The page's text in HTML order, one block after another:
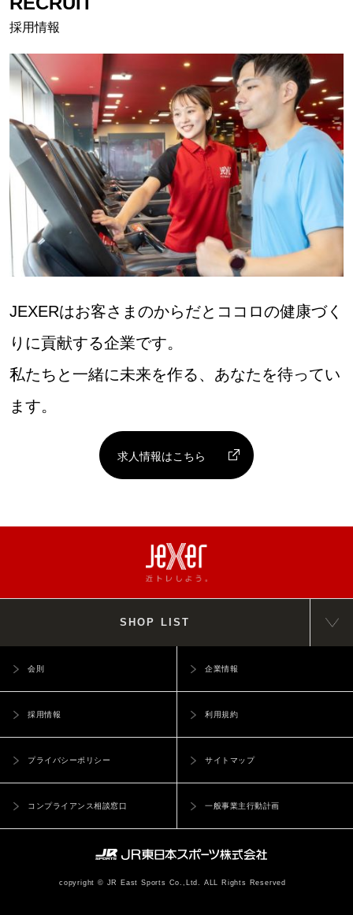
採用情報
JEXERはお客さまのからだとココロの健康づく
りに貢献する企業です。
私たちと一緒に未来を作る、あなたを待ってい
ます。
求人情報はこちら
SHOP LIST
copyright © JR East Sports Co.,Ltd. ALL Rights Reserved
会則 企業情報
採用情報 利用規約
プライバシーポリシー サイトマップ
コンプライアンス相談窓口 一般事業主行動計画